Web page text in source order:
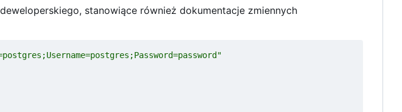
stanowiące również dokumentacje zmiennych